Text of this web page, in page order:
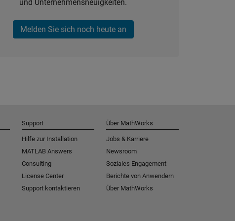
und Unternehmensneuigkeiten.
Melden Sie sich noch heute an
Support
Hilfe zur Installation
MATLAB Answers
Consulting
License Center
Support kontaktieren
Über MathWorks
Jobs & Karriere
Newsroom
Soziales Engagement
Berichte von Anwendern
Über MathWorks